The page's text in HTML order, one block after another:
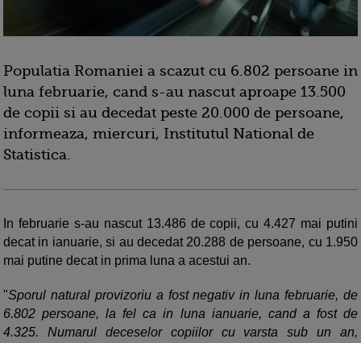
Populatia Romaniei a scazut cu 6.802 persoane in
luna februarie, cand s-au nascut aproape 13.500
de copii si au decedat peste 20.000 de persoane,
informeaza, miercuri, Institutul National de
Statistica.
In februarie s-au nascut 13.486 de copii, cu 4.427 mai putini
decat in ianuarie, si au decedat 20.288 de persoane, cu 1.950
mai putine decat in prima luna a acestui an.
"Sporul natural provizoriu a fost negativ in luna februarie, de
6.802 persoane, la fel ca in luna ianuarie, cand a fost de
4.325. Numarul deceselor copiilor cu varsta sub un an,